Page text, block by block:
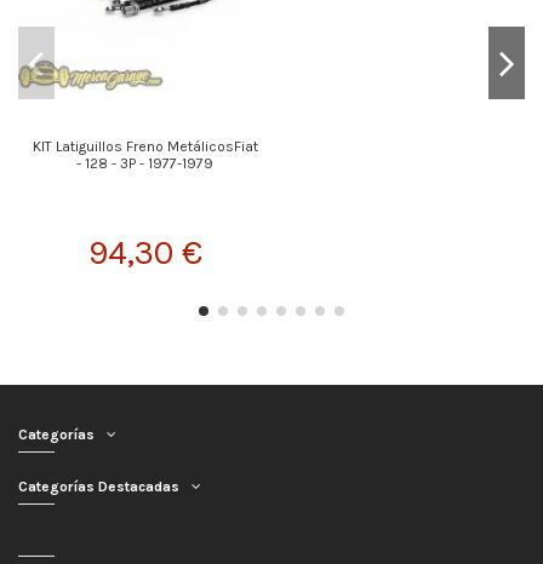
KIT Latiguillos Freno MetálicosFiat
- 128 - 3P - 1977-1979
94,30 €
Categorías
Categorías Destacadas